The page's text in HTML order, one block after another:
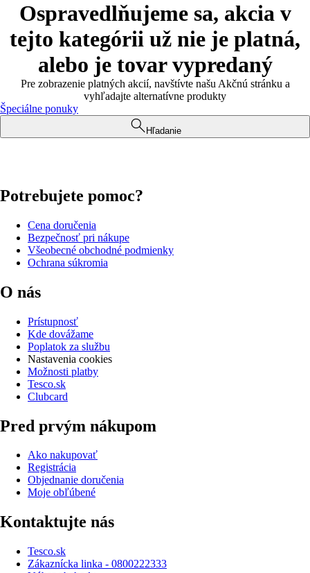
Ospravedlňujeme sa, akcia v
tejto kategórii už nie je platná,
alebo je tovar vypredaný
Pre zobrazenie platných akcií, navštívte našu Akčnú stránku a
vyhľadajte alternatívne produkty
Špeciálne ponuky
Hľadanie
Potrebujete pomoc?
Cena doručenia
Bezpečnosť pri nákupe
Všeobecné obchodné podmienky
Ochrana súkromia
O nás
Prístupnosť
Kde dovážame
Poplatok za službu
Nastavenia cookies
Možnosti platby
Tesco.sk
Clubcard
Pred prvým nákupom
Ako nakupovať
Registrácia
Objednanie doručenia
Moje obľúbené
Kontaktujte nás
Tesco.sk
Zákaznícka linka - 0800222333